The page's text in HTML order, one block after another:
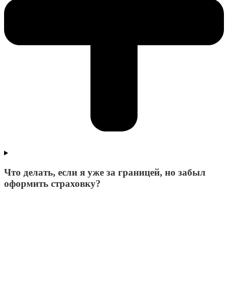
Что делать, если я уже за границей, но забыл
оформить страховку?